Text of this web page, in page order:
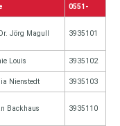
0551-
Jörg Magull 3935101
Louis 3935102
Nienstedt 3935103
Backhaus 3935110